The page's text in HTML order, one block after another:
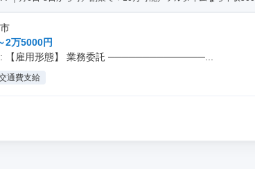
2万5000円
: 【雇用形態】 業務委託 ──────────────...
通費支給